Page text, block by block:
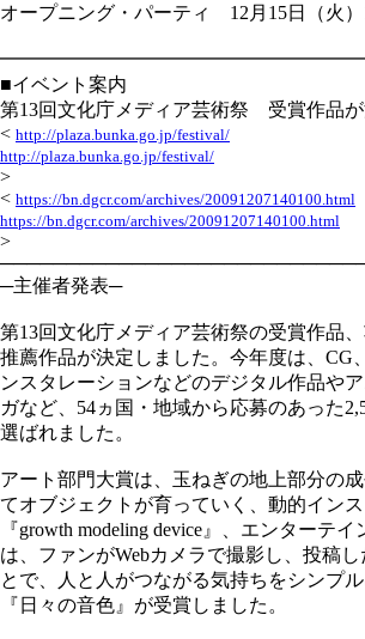
オープニング・パーティ 12月15日（火）
■イベント案内
第13回文化庁メディア芸術祭 受賞作品
< http://plaza.bunka.go.jp/festival/
http://plaza.bunka.go.jp/festival/
>
< https://bn.dgcr.com/archives/20091207140100.html
https://bn.dgcr.com/archives/20091207140100.html
>
─主催者発表─
第13回文化庁メディア芸術祭の受賞作品
推薦作品が決定しました。今年度は、CG
ンスタレーションなどのデジタル作品や
ガなど、54ヵ国・地域から応募のあった
選ばれました。
アート部門大賞は、玉ねぎの地上部分の
てオブジェクトが育っていく、動的イン
『growth modeling device』、エンターテ
は、ファンがWebカメラで撮影し、投稿
とで、人と人がつながる気持ちをシンプ
『日々の音色』が受賞しました。